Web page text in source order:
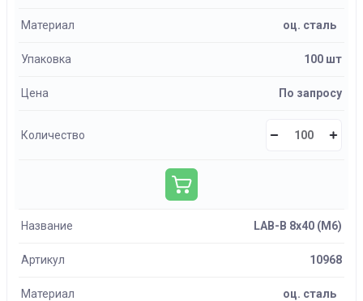
Материал оц. сталь
Упаковка 100 шт
Цена По запросу
Количество
Название LAB-B 8х40 (М6)
Артикул 10968
Материал оц. сталь